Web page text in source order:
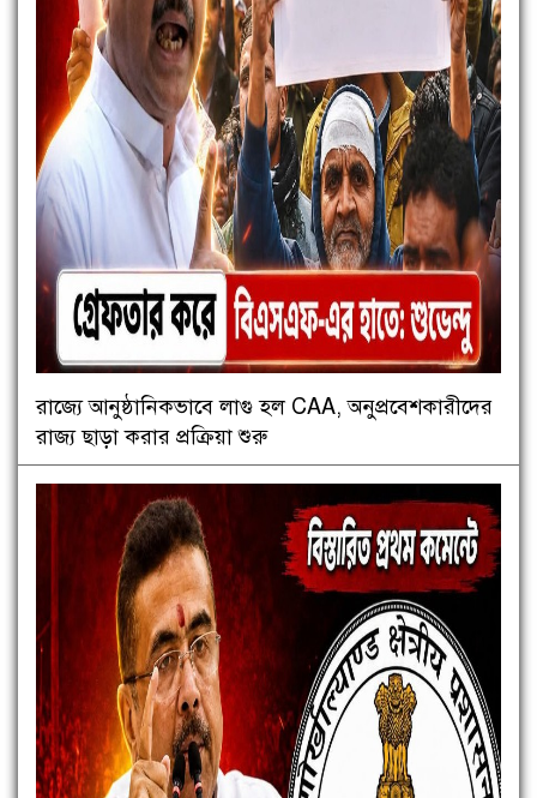
রাজ্যে আনুষ্ঠানিকভাবে লাগু হল CAA, অনুপ্রবেশকারীদের
রাজ্য ছাড়া করার প্রক্রিয়া শুরু